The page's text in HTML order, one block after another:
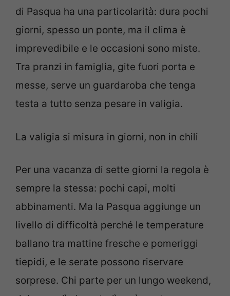
di Pasqua ha una particolarità: dura pochi
giorni, spesso un ponte, ma il clima è
imprevedibile e le occasioni sono miste.
Tra pranzi in famiglia, gite fuori porta e
messe, serve un guardaroba che tenga
testa a tutto senza pesare in valigia.
La valigia si misura in giorni, non in chili
Per una vacanza di sette giorni la regola è
sempre la stessa: pochi capi, molti
abbinamenti. Ma la Pasqua aggiunge un
livello di difficoltà perché le temperature
ballano tra mattine fresche e pomeriggi
tiepidi, e le serate possono riservare
sorprese. Chi parte per un lungo weekend,